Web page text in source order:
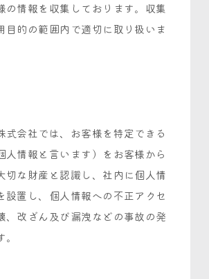
の情報を収集しております。収集
目的の範囲内で適切に取り扱いま
式会社では、お客様を特定できる
人情報と言います）をお客様から
切な財産と認識し、社内に個人情
設置し、個人情報への不正アクセ
、改ざん及び漏洩などの事故の発